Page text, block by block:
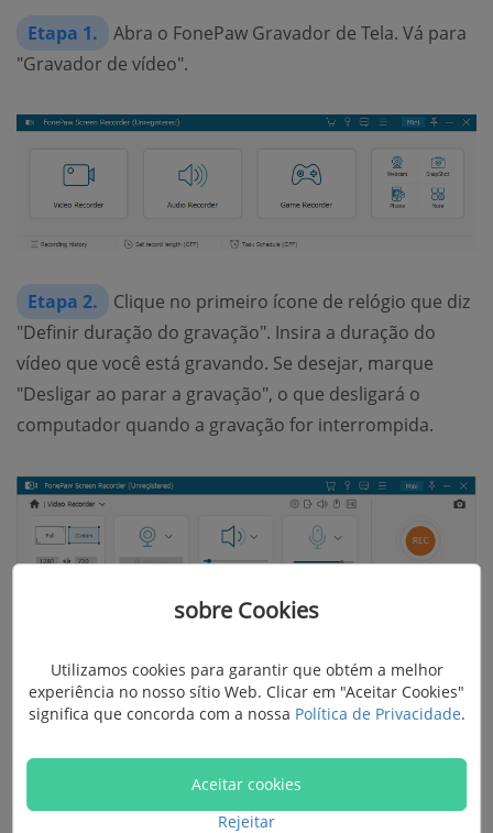
Etapa 1.
Abra o FonePaw Gravador de Tela. Vá para
"Gravador de vídeo".
Etapa 2.
Clique no primeiro ícone de relógio que diz
"Definir duração do gravação". Insira a duração do
vídeo que você está gravando. Se desejar, marque
"Desligar ao parar a gravação", o que desligará o
computador quando a gravação for interrompida.
Etapa 3. Ajuste a linha de traço azul para caber na
janela de reprodução de vídeo, ligue o som do sistema
e desligue o microfone. Você também pode clicar no
ícone de três linhas para abrir o painel de
sobre Cookies
Utilizamos cookies para garantir que obtém a melhor
experiência no nosso sítio Web. Clicar em "Aceitar Cookies"
significa que concorda com a nossa Política de Privacidade.
Aceitar cookies
Rejeitar